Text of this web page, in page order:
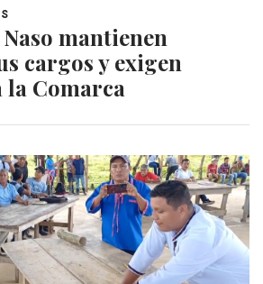
mantienen
cargos y exigen
Comarca